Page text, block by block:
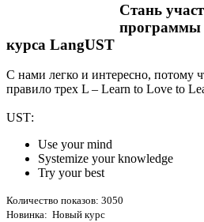
Стань
программы
курса LangUST
С нами легко и интересно, потому
правило трех L – Learn to Love to
USТ:
Use your mind
Systemize your knowledge
Try your best
Количество показов: 3050
Новинка: Новый курс